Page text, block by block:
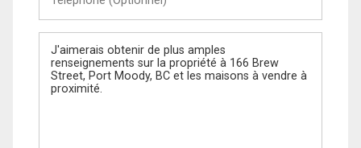
(Optionnel)
Message